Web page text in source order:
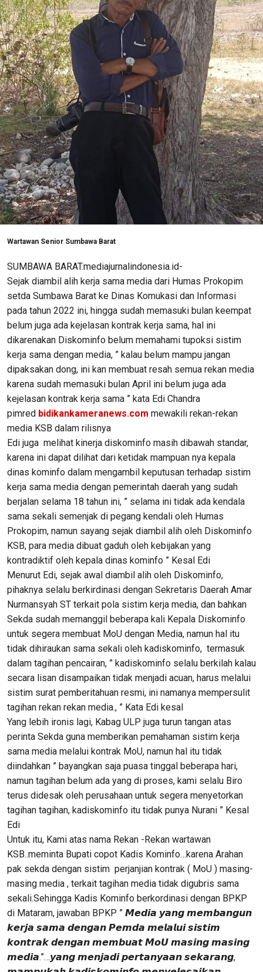
Wartawan Senior Sumbawa Barat
SUMBAWA BARAT.mediajurnalindonesia.id-
Sejak diambil alih kerja sama media dari Humas Prokopim
setda Sumbawa Barat ke Dinas Komukasi dan Informasi
pada tahun 2022 ini, hingga sudah memasuki bulan keempat
belum juga ada kejelasan kontrak kerja sama, hal ini
dikarenakan Diskominfo belum memahami tupoksi sistim
kerja sama dengan media, ” kalau belum mampu jangan
dipaksakan dong, ini kan membuat resah semua rekan media
karena sudah memasuki bulan April ini belum juga ada
kejelasan kontrak kerja sama ” kata Edi Chandra
pimred bidikankameranews.com mewakili rekan-rekan
media KSB dalam rilisnya
Edi juga melihat kinerja diskominfo masih dibawah standar,
karena ini dapat dilihat dari ketidak mampuan nya kepala
dinas kominfo dalam mengambil keputusan terhadap sistim
kerja sama media dengan pemerintah daerah yang sudah
berjalan selama 18 tahun ini, ” selama ini tidak ada kendala
sama sekali semenjak di pegang kendali oleh Humas
Prokopim, namun sayang sejak diambil alih oleh Diskominfo
KSB, para media dibuat gaduh oleh kebijakan yang
kontradiktif oleh kepala dinas kominfo ” Kesal Edi
Menurut Edi, sejak awal diambil alih oleh Diskominfo,
pihaknya selalu berkirdinasi dengan Sekretaris Daerah Amar
Nurmansyah ST terkait pola sistim kerja media, dan bahkan
Sekda sudah memanggil beberapa kali Kepala Diskominfo
untuk segera membuat MoU dengan Media, namun hal itu
tidak dihiraukan sama sekali oleh kadiskominfo, termasuk
dalam tagihan pencairan, ” kadiskominfo selalu berkilah kalau
secara lisan disampaikan tidak menjadi acuan, harus melalui
sistim surat pemberitahuan resmi, ini namanya mempersulit
tagihan rekan rekan media., ” Kata Edi kesal
Yang lebih ironis lagi, Kabag ULP juga turun tangan atas
perinta Sekda guna memberikan pemahaman sistim kerja
sama media melalui kontrak MoU, namun hal itu tidak
diindahkan ” bayangkan saja puasa tinggal beberapa hari,
namun tagihan belum ada yang di proses, kami selalu Biro
terus didesak oleh perusahaan untuk segera menyetorkan
tagihan tagihan, kadiskominfo itu tidak punya Nurani ” Kesal
Edi
Untuk itu, Kami atas nama Rekan -Rekan wartawan
KSB..meminta Bupati copot Kadis Kominfo…karena Arahan
pak sekda dengan sistim perjanjian kontrak ( MoU ) masing-
masing media , terkait tagihan media tidak digubris sama
sekali.Sehingga Kadis Kominfo berkordinasi dengan BPKP
di Mataram, jawaban BPKP ” 𝙈𝙚𝙙𝙞𝙖 𝙮𝙖𝙣𝙜 𝙢𝙚𝙢𝙗𝙖𝙣𝙜𝙪𝙣
𝙠𝙚𝙧𝙟𝙖 𝙨𝙖𝙢𝙖 𝙙𝙚𝙣𝙜𝙖𝙣 𝙋𝙚𝙢𝙙𝙖 𝙢𝙚𝙡𝙖𝙡𝙪𝙞 𝙨𝙞𝙨𝙩𝙞𝙢
𝙠𝙤𝙣𝙩𝙧𝙖𝙠 𝙙𝙚𝙣𝙜𝙖𝙣 𝙢𝙚𝙢𝙗𝙪𝙖𝙩 𝙈𝙤𝙐 𝙢𝙖𝙨𝙞𝙣𝙜 𝙢𝙖𝙨𝙞𝙣𝙜
𝙢𝙚𝙙𝙞𝙖.”…𝙮𝙖𝙣𝙜 𝙢𝙚𝙣𝙟𝙖𝙙𝙞 𝙥𝙚𝙧𝙩𝙖𝙣𝙮𝙖𝙖𝙣 𝙨𝙚𝙠𝙖𝙧𝙖𝙣𝙜,